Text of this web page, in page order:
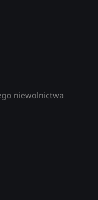
niewolnictwa